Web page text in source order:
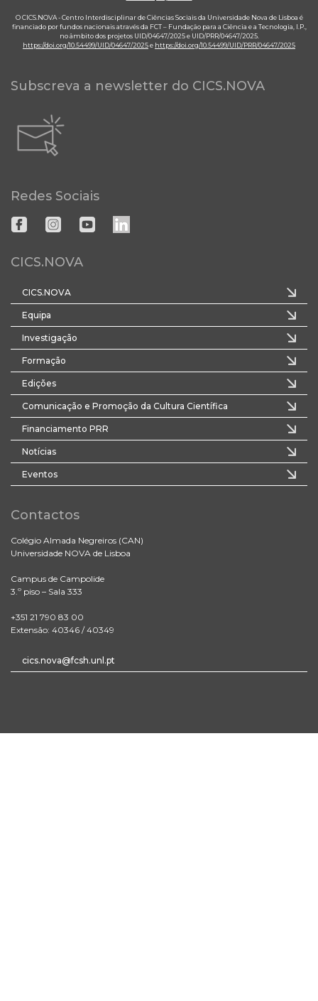
O CICS.NOVA - Centro Interdisciplinar de Ciências Sociais da Universidade Nova de Lisboa é
financiado por fundos nacionais através da FCT – Fundação para a Ciência e a Tecnologia, I.P.,
no âmbito dos projetos UID/04647/2025 e UID/PRR/04647/2025.
https://doi.org/10.54499/UID/04647/2025e https://doi.org/10.54499/UID/PRR/04647/2025
Subscreva a newsletter do CICS.NOVA
Redes Sociais
CICS.NOVA
CICS.NOVA
Equipa
Investigação
Formação
Edições
Comunicação e Promoção da Cultura Científica
Financiamento PRR
Notícias
Eventos
Contactos
Colégio Almada Negreiros (CAN)
Universidade NOVA de Lisboa
Campus de Campolide
3.º piso – Sala 333
+351 21 790 83 00
Extensão: 40346 / 40349
cics.nova@fcsh.unl.pt